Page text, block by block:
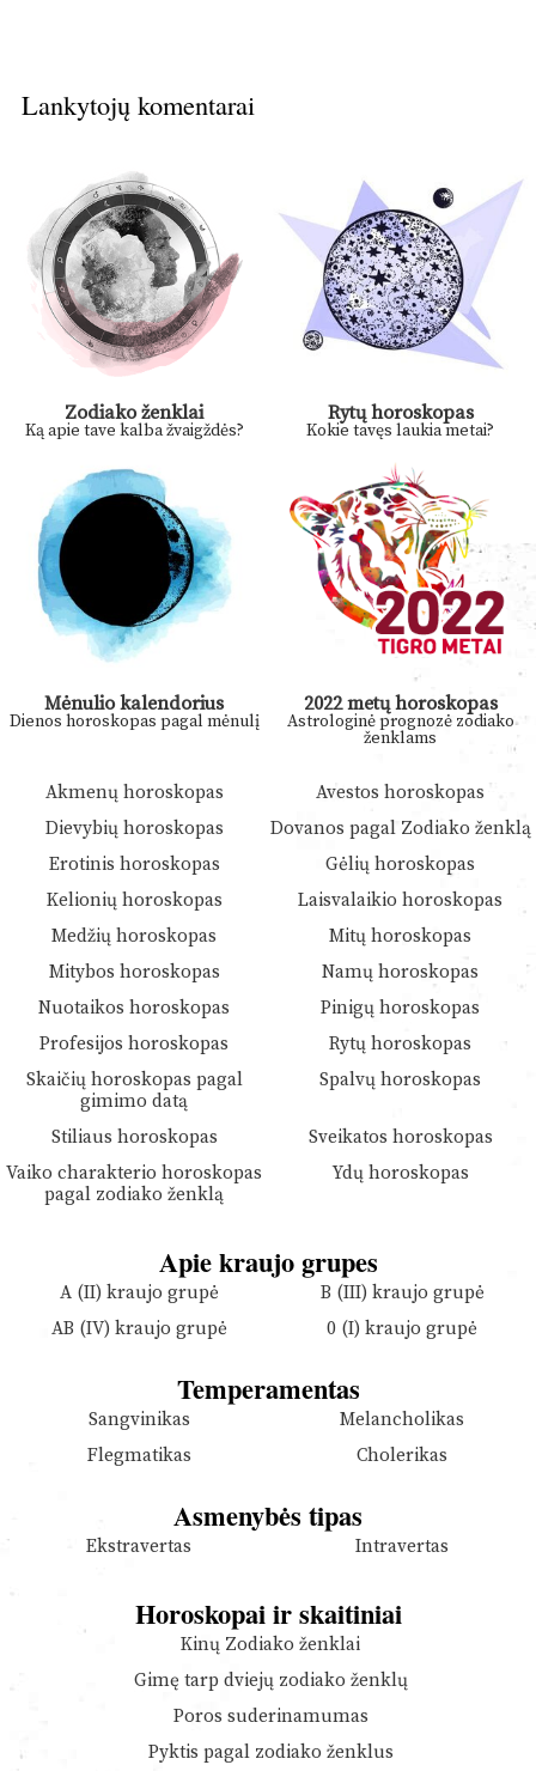
Lankytojų komentarai
Zodiako ženklai
Ką apie tave kalba žvaigždės?
Rytų horoskopas
Kokie tavęs laukia metai?
Mėnulio kalendorius
Dienos horoskopas pagal mėnulį
2022 metų horoskopas
Astrologinė prognozė zodiako
ženklams
Akmenų horoskopas
Avestos horoskopas
Dievybių horoskopas
Dovanos pagal Zodiako ženklą
Erotinis horoskopas
Gėlių horoskopas
Kelionių horoskopas
Laisvalaikio horoskopas
Medžių horoskopas
Mitų horoskopas
Mitybos horoskopas
Namų horoskopas
Nuotaikos horoskopas
Pinigų horoskopas
Profesijos horoskopas
Rytų horoskopas
Skaičių horoskopas pagal
gimimo datą
Spalvų horoskopas
Stiliaus horoskopas
Sveikatos horoskopas
Vaiko charakterio horoskopas
pagal zodiako ženklą
Ydų horoskopas
Apie kraujo grupes
A (II) kraujo grupė
B (III) kraujo grupė
AB (IV) kraujo grupė
0 (I) kraujo grupė
Temperamentas
Sangvinikas
Melancholikas
Flegmatikas
Cholerikas
Asmenybės tipas
Ekstravertas Intravertas
Horoskopai ir skaitiniai
Kinų Zodiako ženklai
Gimę tarp dviejų zodiako ženklų
Poros suderinamumas
Pyktis pagal zodiako ženklus